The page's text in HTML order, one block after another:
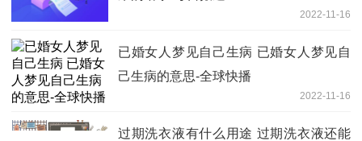
2022-11-16
已婚女人梦见自己生病 已婚女人梦见自
己生病的意思-全球快播
2022-11-16
过期洗衣液有什么用途 过期洗衣液还能